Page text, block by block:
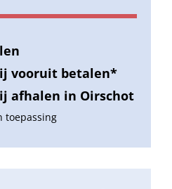
vooruit betalen*
afhalen in Oirschot
toepassing